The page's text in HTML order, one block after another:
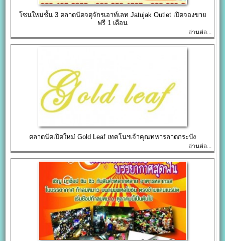
โซนใหม่ชั้น 3 ตลาดนัดจตุจักรเอาท์เลท Jatujak Outlet เปิดจองขาย
ฟรี 1 เดือน
อ่านต่อ...
ตลาดนัดเปิดใหม่ Gold Leaf เทคโนฯเจ้าคุณทหารลาดกระบัง
อ่านต่อ...